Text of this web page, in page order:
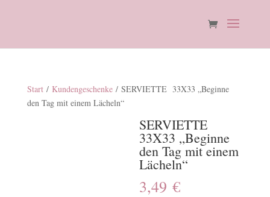
Start/ Kundengeschenke/ SERVIETTE 33X33 „Beginne
den Tag mit einem Lächeln“
SERVIETTE
33X33 „Beginne
den Tag mit einem
Lächeln“
3,49€